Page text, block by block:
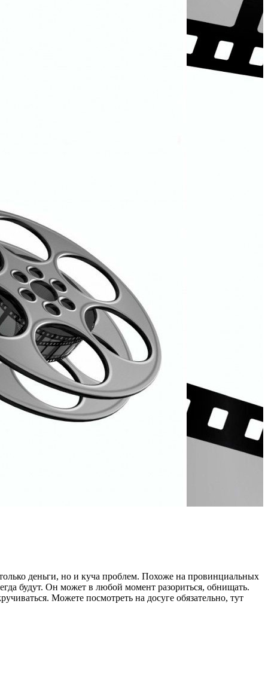
деньги, но и куча проблем. Похоже на провинциальных
будут. Он может в любой момент разориться, обнищать.
Можете посмотреть на досуге обязательно, тут